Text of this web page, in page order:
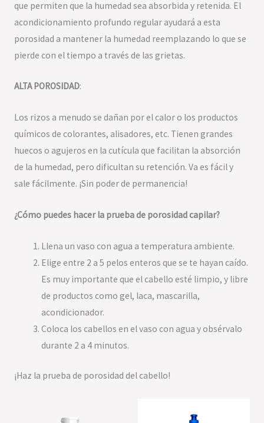
que permiten que la humedad sea absorbida y retenida. El
acondicionamiento profundo regular ayudará a esta
porosidad a mantener la humedad reemplazando lo que se
pierde con el tiempo a través de las grietas.
ALTA POROSIDAD:
Los rizos a menudo se dañan por el calor o los productos
químicos de colorantes, alisadores, etc. Tienen grandes
huecos o agujeros en la cutícula que facilitan la absorción
de la humedad, pero dificultan su retención. Va es fácil y
sale fácilmente. ¡Sin poder de permanencia!
¿Cómo puedes hacer la prueba de porosidad capilar?
Llena un vaso con agua a temperatura ambiente.
Elige entre 2 a 5 pelos enteros que se te hayan caído.
Es muy importante que el cabello esté limpio, y libre
de productos como gel, laca, mascarilla,
acondicionador.
Coloca los cabellos en el vaso con agua y obsérvalo
durante 2 a 4 minutos.
¡Haz la prueba de porosidad del cabello!